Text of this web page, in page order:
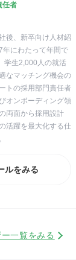
任者
後、新卒向け人材紹
年にわたって年間で
学生2,000人の就活
なマッチング機会の
トの採用部門責任者
オンボーディング領
両面から採用設計
活躍を最大化する仕
ルをみる
一覧をみる